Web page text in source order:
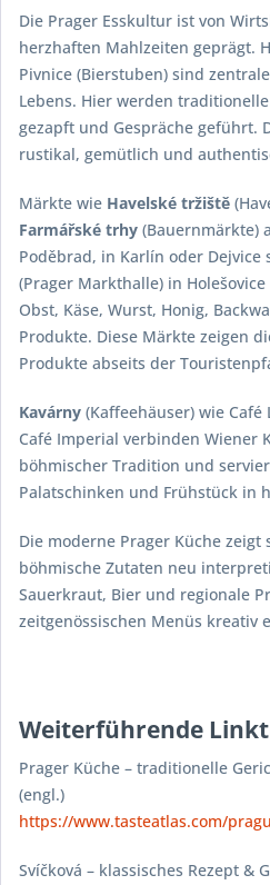
Die Prager Esskultur ist von
herzhaften Mahlzeiten geprägt.
Pivnice (Bierstuben) sind
Lebens. Hier werden
gezapft und Gespräche geführt.
rustikal, gemütlich und
Märkte wie Havelské tržiště
Farmářské trhy (Bauernmärkte)
Poděbrad, in Karlín oder Dejvice
(Prager Markthalle) in
Obst, Käse, Wurst, Honig,
Produkte. Diese Märkte zeigen
Produkte abseits der
Kavárny (Kaffeehäuser) wie Café
Café Imperial verbinden Wiener
böhmischer Tradition und
Palatschinken und Frühstück in
Die moderne Prager Küche
böhmische Zutaten neu
Sauerkraut, Bier und regionale
zeitgenössischen Menüs kreativ
Weiterführende
Prager Küche – traditionelle
(engl.)
https://www.tasteatlas.com/
Svíčková – klassisches Rezept &